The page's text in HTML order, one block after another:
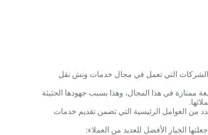
واحدة من أبرز الشركات التي تعمل في مجال خدمات ونش نقل
في هذا المجال، وهذا بسبب جهودها الحثيثة
الأمثل لعدد من العوامل الرئيسية التي تضمن تقديم خدمات
الخيار الأفضل للعديد من العملاء: